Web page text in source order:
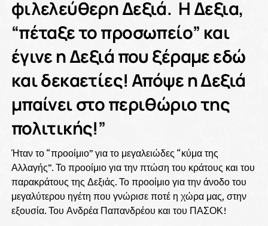
φιλελεύθερη Δεξιά. Η Δεξια,
“πέταξε το προσωπείο” και
έγινε η Δεξιά που ξέραμε εδώ
και δεκαετίες! Απόψε η Δεξιά
μπαίνει στο περιθώριο της
πολιτικής!”
Ήταν το “προοίμιο” για το μεγαλειώδες “κύμα της
Αλλαγής”. Το προοίμιο για την πτώση του κράτους και του
παρακράτους της Δεξιάς. Το προοίμιο για την άνοδο του
μεγαλύτερου ηγέτη που γνώρισε ποτέ η χώρα μας, στην
εξουσία. Του Ανδρέα Παπανδρέου και του ΠΑΣΟΚ!